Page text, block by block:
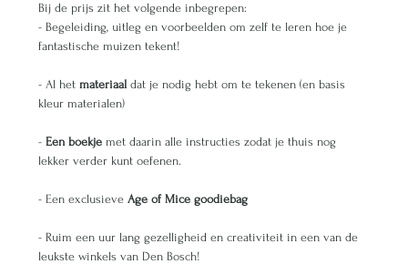
Bij de prijs zit het volgende inbegrepen:
- Begeleiding, uitleg en voorbeelden om zelf te leren hoe je
fantastische muizen tekent!
- Al het materiaal dat je nodig hebt om te tekenen (en basis
kleur materialen)
- Een boekje met daarin alle instructies zodat je thuis nog
lekker verder kunt oefenen.
- Een exclusieve Age of Mice goodiebag
- Ruim een uur lang gezelligheid en creativiteit in een van de
leukste winkels van Den Bosch!